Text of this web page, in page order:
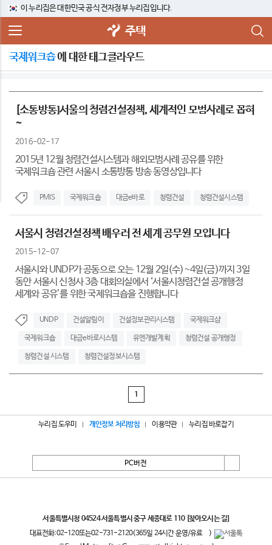
이 누리집은 대한민국 공식 전자정부 누리집입니다.
주택
국제워크숍에 대한 태그클라우드
[소통방통]서울의 청렴건설정책, 세계적인 모범사례로 꼽혀
~
2016-02-17
2015년 12월 청렴건설시스템과 해외모범사례 공유를 위한
국제워크숍 관련 서울시 소통방통 방송 동영상입니다
PMIS 국제워크숍 대금e바로 청렴건설 청렴건설시스템
서울시 청렴건설정책 배우러 전 세계 공무원 모입니다
2015-12-07
서울시와 UNDP가 공동으로 오는 12월 2일(수)~4일(금)까지 3일
동안 서울시 신청사 3층 대회의실에서 ‘서울시청렴건설 공개행정
세계와 공유’를 위한 국제워크숍을 진행합니다
UNDP 건설알림이 건설정보관리시스템 국제워크샵
국제워크숍 대금e바로시스템 유엔개발계획 청렴건설 공개행정
청렴건설 시스템 청렴건설정보시스템
1
누리집 도우미 개인정보 처리방침 이용약관 누리집 바로잡기
PC버전
서울특별시청 04524 서울특별시 중구 세종대로 110 [찾아오시는 길]
대표전화:02-120또는02-731-2120(365일 24시간 운영/유료
)